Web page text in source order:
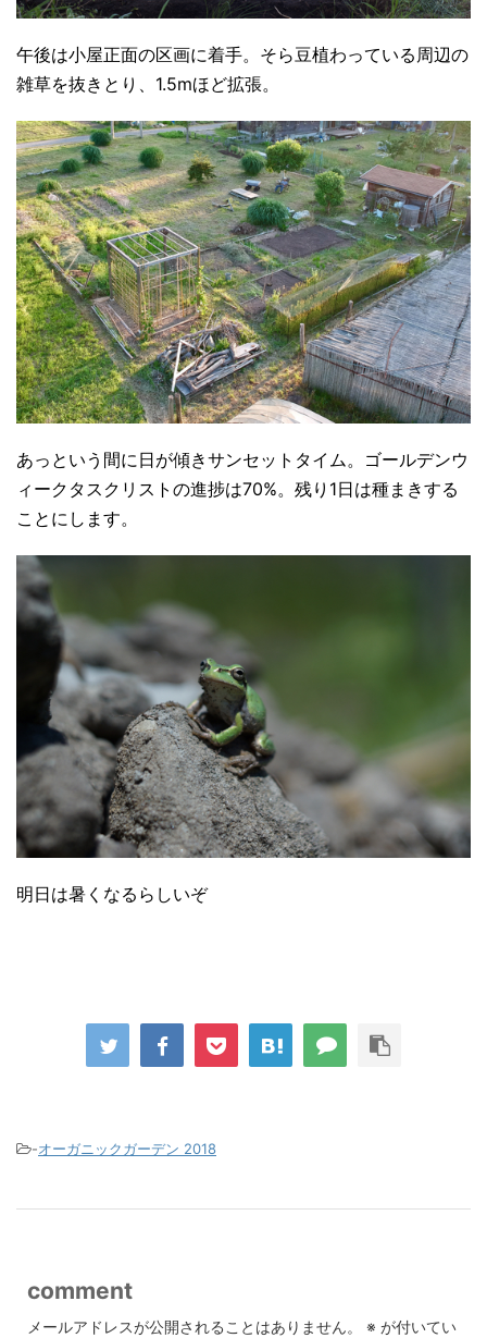
午後は小屋正面の区画に着手。そら豆植わっている周辺の
雑草を抜きとり、1.5mほど拡張。
あっという間に日が傾きサンセットタイム。ゴールデンウ
ィークタスクリストの進捗は70%。残り1日は種まきする
ことにします。
明日は暑くなるらしいぞ
-オーガニックガーデン 2018
comment
メールアドレスが公開されることはありません。 ※ が付いてい